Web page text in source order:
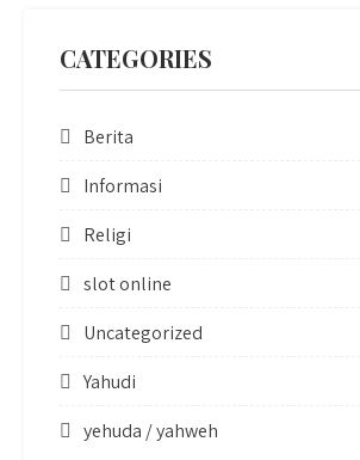
CATEGORIES
Berita
Informasi
Religi
slot online
Uncategorized
Yahudi
yehuda / yahweh